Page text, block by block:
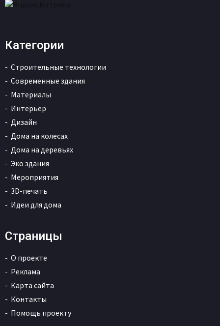
Категории
Строительные технологии
Современные здания
Материалы
Интерьер
Дизайн
Дома на колесах
Дома на деревьях
Эко здания
Мероприятия
3D-печать
Идеи для дома
Страницы
О проекте
Реклама
Карта сайта
Контакты
Помощь проекту